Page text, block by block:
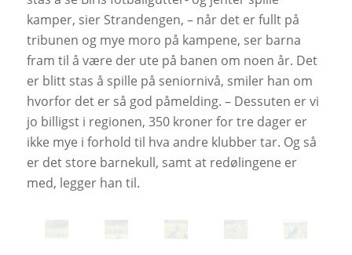
kamper, sier Strandengen, – når det er fullt på
tribunen og mye moro på kampene, ser barna
fram til å være der ute på banen om noen år. Det
er blitt stas å spille på seniornivå, smiler han om
hvorfor det er så god påmelding. – Dessuten er vi
jo billigst i regionen, 350 kroner for tre dager er
ikke mye i forhold til hva andre klubber tar. Og så
er det store barnekull, samt at redølingene er
med, legger han til.